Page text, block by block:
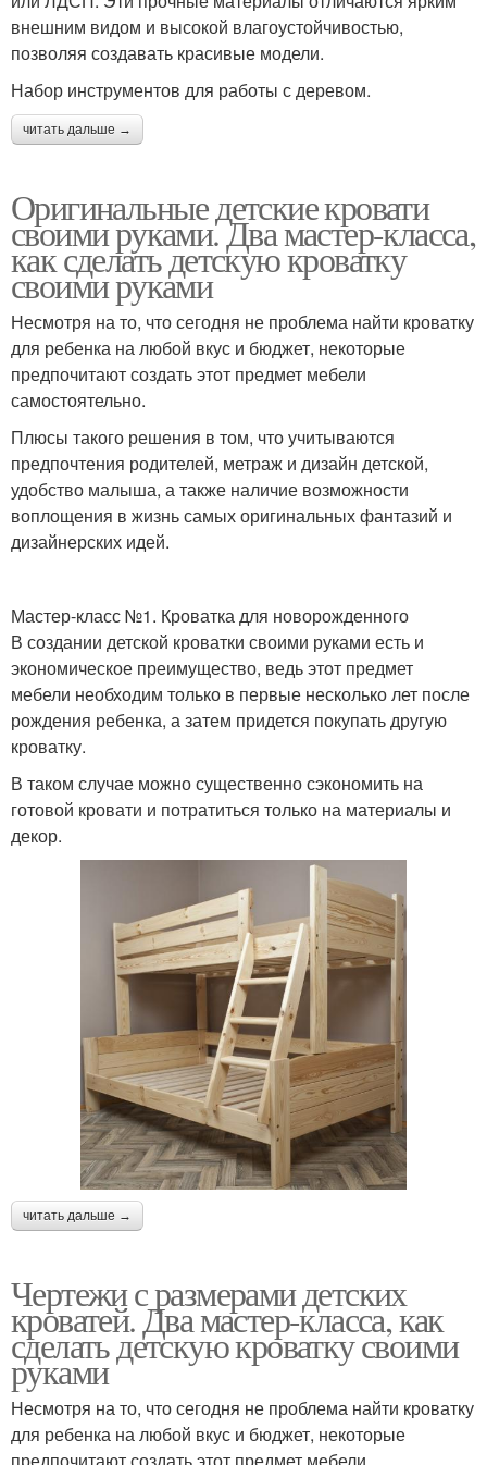
внешним видом и высокой влагоустойчивостью,
позволяя создавать красивые модели.
Набор инструментов для работы с деревом.
читать дальше →
Оригинальные детские кровати
своими руками. Два мастер-класса,
как сделать детскую кроватку
своими руками
Несмотря на то, что сегодня не проблема найти кроватку
для ребенка на любой вкус и бюджет, некоторые
предпочитают создать этот предмет мебели
самостоятельно.
Плюсы такого решения в том, что учитываются
предпочтения родителей, метраж и дизайн детской,
удобство малыша, а также наличие возможности
воплощения в жизнь самых оригинальных фантазий и
дизайнерских идей.
Мастер-класс №1. Кроватка для новорожденного
В создании детской кроватки своими руками есть и
экономическое преимущество, ведь этот предмет
мебели необходим только в первые несколько лет после
рождения ребенка, а затем придется покупать другую
кроватку.
В таком случае можно существенно сэкономить на
готовой кровати и потратиться только на материалы и
декор.
читать дальше →
Чертежи с размерами детских
кроватей. Два мастер-класса, как
сделать детскую кроватку своими
руками
Несмотря на то, что сегодня не проблема найти кроватку
для ребенка на любой вкус и бюджет, некоторые
предпочитают создать этот предмет мебели